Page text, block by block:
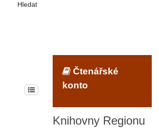
Hledat
Čtenářské
konto
Knihovny Regionu